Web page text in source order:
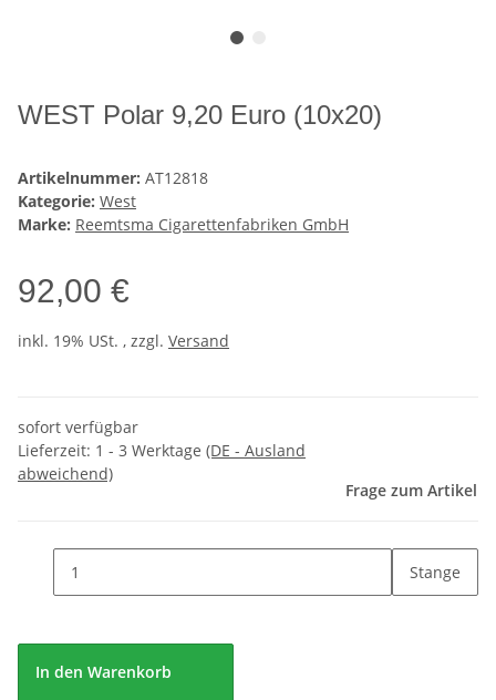
WEST Polar 9,20 Euro (10x20)
Artikelnummer: AT12818
Kategorie: West
Marke: Reemtsma Cigarettenfabriken GmbH
92,00 €
inkl. 19% USt. , zzgl. Versand
sofort verfügbar
Lieferzeit: 1 - 3 Werktage (DE - Ausland
abweichend)
Frage zum Artikel
Stange
In den Warenkorb